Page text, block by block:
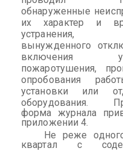
обнаруженные
их характер и
устранения,
вынужденного
включения
пожаротушения,
опробования
установки или
оборудования.
форма журнала
приложении 4.
Не реже
квартал с